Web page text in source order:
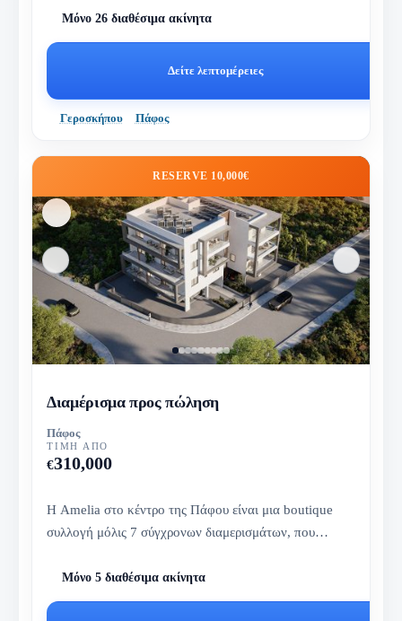
Μόνο 26 διαθέσιμα ακίνητα
Δείτε λεπτομέρειες
Γεροσκήπου Πάφος
RESERVE 10,000€
Διαμέρισμα προς πώληση
Πάφος
ΤΙΜΉ ΑΠΌ
€310,000
Η Amelia στο κέντρο της Πάφου είναι μια boutique
συλλογή μόλις 7 σύγχρονων διαμερισμάτων, που
Μόνο 5 διαθέσιμα ακίνητα